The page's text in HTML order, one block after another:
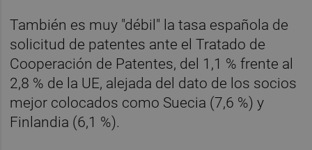
También es muy "débil" la tasa española de
solicitud de patentes ante el Tratado de
Cooperación de Patentes, del 1,1 % frente al
2,8 % de la UE, alejada del dato de los socios
mejor colocados como Suecia (7,6 %) y
Finlandia (6,1 %).